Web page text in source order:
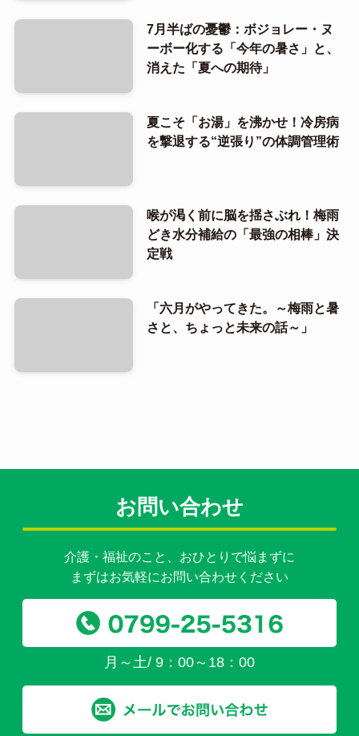
7月半ばの憂鬱：ボジョレー・ヌ
ーボー化する「今年の暑さ」と、
消えた「夏への期待」
夏こそ「お湯」を沸かせ！冷房病
を撃退する“逆張り”の体調管理術
喉が渇く前に脳を揺さぶれ！梅雨
どき水分補給の「最強の相棒」決
定戦
「六月がやってきた。～梅雨と暑
さと、ちょっと未来の話～」
お問い合わせ
介護・福祉のこと、おひとりで悩まずに
まずはお気軽にお問い合わせください
月～土/ 9：00～18：00